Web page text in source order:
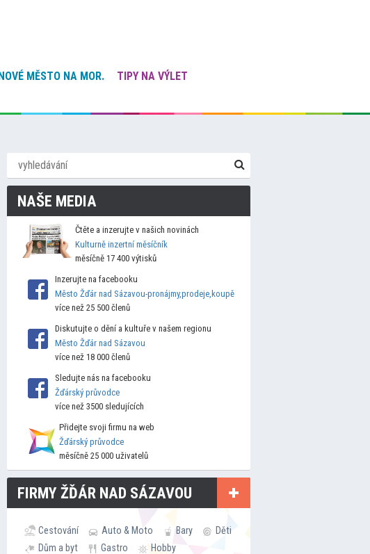
MĚSTO NA MOR.
TIPY NA VÝLET
NAŠE MEDIA
Čtěte a inzerujte v našich novinách
Kulturně inzertní měsíčník
měsíčně 17 400 výtisků
Inzerujte na facebooku
Město Žďár nad Sázavou-pronájmy,prodeje,koupě
více než 25 500 členů
Diskutujte o dění a kultuře v našem regionu
Město Žďár nad Sázavou
více než 18 000 členů
Sledujte nás na facebooku
Žďárský průvodce
více než 3500 sledujících
Přidejte svoji firmu na web
Žďárský průvodce
měsíčně 25 000 uživatelů
FIRMY ŽĎÁR NAD SÁZAVOU
Cestování Auto & Moto Bary
Děti
Dům a byt
Gastro
Hobby